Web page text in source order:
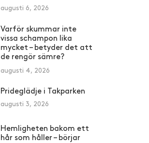
augusti 6, 2026
Varför skummar inte
vissa schampon lika
mycket – betyder det att
de rengör sämre?
augusti 4, 2026
Prideglädje i Takparken
augusti 3, 2026
Hemligheten bakom ett
hår som håller – börjar